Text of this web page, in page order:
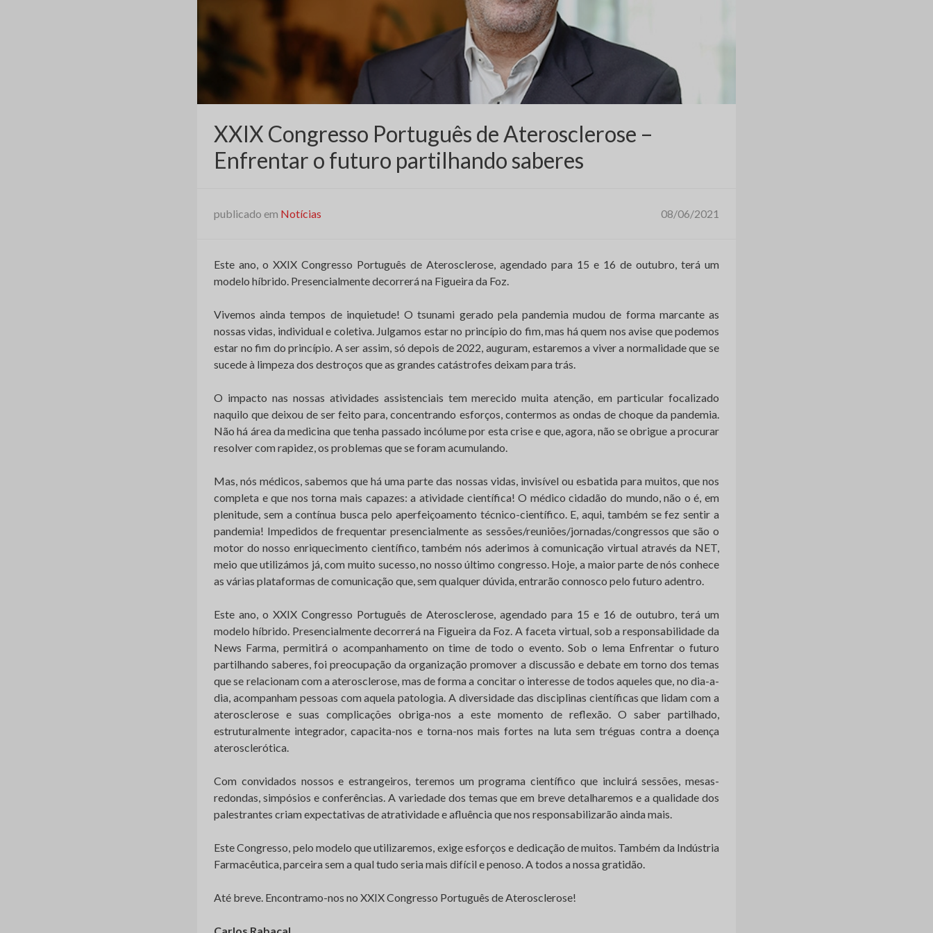
XXIX Congresso Português de Aterosclerose –
Enfrentar o futuro partilhando saberes
publicado em Notícias 08/06/2021
Este ano, o XXIX Congresso Português de Aterosclerose, agendado para 15 e 16 de outubro, terá um
modelo híbrido. Presencialmente decorrerá na Figueira da Foz.
Vivemos ainda tempos de inquietude! O tsunami gerado pela pandemia mudou de forma marcante as
nossas vidas, individual e coletiva. Julgamos estar no princípio do fim, mas há quem nos avise que podemos
estar no fim do princípio. A ser assim, só depois de 2022, auguram, estaremos a viver a normalidade que se
sucede à limpeza dos destroços que as grandes catástrofes deixam para trás.
O impacto nas nossas atividades assistenciais tem merecido muita atenção, em particular focalizado
naquilo que deixou de ser feito para, concentrando esforços, contermos as ondas de choque da pandemia.
Não há área da medicina que tenha passado incólume por esta crise e que, agora, não se obrigue a procurar
resolver com rapidez, os problemas que se foram acumulando.
Mas, nós médicos, sabemos que há uma parte das nossas vidas, invisível ou esbatida para muitos, que nos
completa e que nos torna mais capazes: a atividade científica! O médico cidadão do mundo, não o é, em
plenitude, sem a contínua busca pelo aperfeiçoamento técnico-científico. E, aqui, também se fez sentir a
pandemia! Impedidos de frequentar presencialmente as sessões/reuniões/jornadas/congressos que são o
motor do nosso enriquecimento científico, também nós aderimos à comunicação virtual através da NET,
meio que utilizámos já, com muito sucesso, no nosso último congresso. Hoje, a maior parte de nós conhece
as várias plataformas de comunicação que, sem qualquer dúvida, entrarão connosco pelo futuro adentro.
Este ano, o XXIX Congresso Português de Aterosclerose, agendado para 15 e 16 de outubro, terá um
modelo híbrido. Presencialmente decorrerá na Figueira da Foz. A faceta virtual, sob a responsabilidade da
News Farma, permitirá o acompanhamento on time de todo o evento. Sob o lema Enfrentar o futuro
partilhando saberes, foi preocupação da organização promover a discussão e debate em torno dos temas
que se relacionam com a aterosclerose, mas de forma a concitar o interesse de todos aqueles que, no dia-a-
dia, acompanham pessoas com aquela patologia. A diversidade das disciplinas científicas que lidam com a
aterosclerose e suas complicações obriga-nos a este momento de reflexão. O saber partilhado,
estruturalmente integrador, capacita-nos e torna-nos mais fortes na luta sem tréguas contra a doença
aterosclerótica.
Com convidados nossos e estrangeiros, teremos um programa científico que incluirá sessões, mesas-
redondas, simpósios e conferências. A variedade dos temas que em breve detalharemos e a qualidade dos
palestrantes criam expectativas de atratividade e afluência que nos responsabilizarão ainda mais.
Este Congresso, pelo modelo que utilizaremos, exige esforços e dedicação de muitos. Também da Indústria
Farmacêutica, parceira sem a qual tudo seria mais difícil e penoso. A todos a nossa gratidão.
Até breve. Encontramo-nos no XXIX Congresso Português de Aterosclerose!